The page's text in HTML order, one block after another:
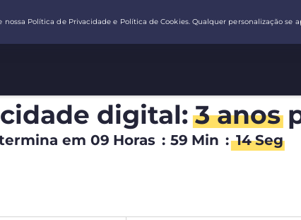
digital:3 anos
em 09 Horas : 59 Min : 13 Seg